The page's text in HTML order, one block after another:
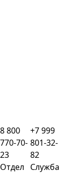
8 800
770-70-
23
Отдел
+7 999
801-32-
82
Служба